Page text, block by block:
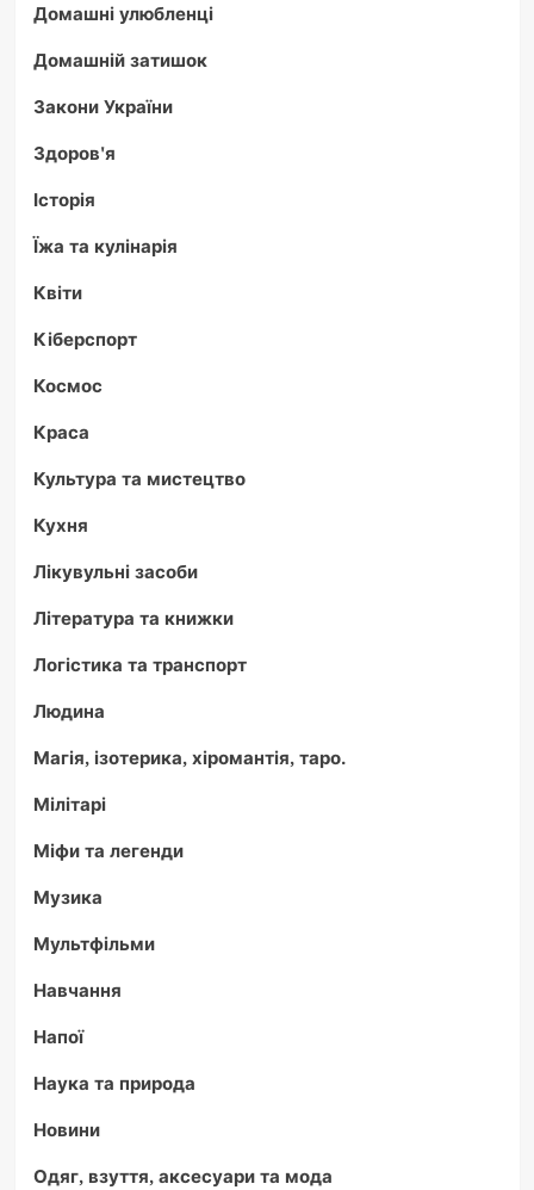
Домашні улюбленці
Домашній затишок
Закони України
Здоров'я
Історія
Їжа та кулінарія
Квіти
Кіберспорт
Космос
Краса
Культура та мистецтво
Кухня
Лікувульні засоби
Література та книжки
Логістика та транспорт
Людина
Магія, ізотерика, хіромантія, таро.
Мілітарі
Міфи та легенди
Музика
Мультфільми
Навчання
Напої
Наука та природа
Новини
Одяг, взуття, аксесуари та мода